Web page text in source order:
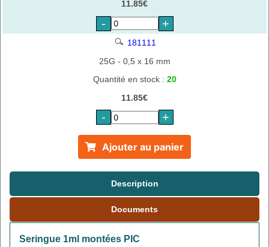
11.85€
- +
181111
25G - 0,5 x 16 mm
Quantité en stock : 20
11.85€
- +
Ajouter au panier
Description
Documents
Seringue 1ml montées PIC